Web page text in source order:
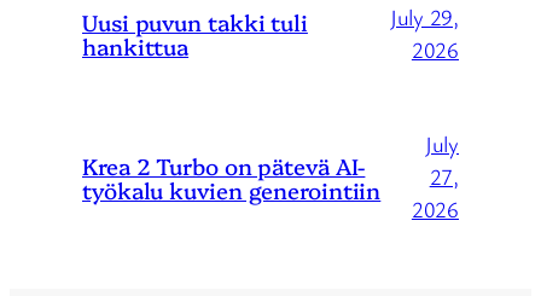
Uusi puvun takki tuli
hankittua
July 29,
2026
Krea 2 Turbo on pätevä AI-
työkalu kuvien generointiin
July
27,
2026